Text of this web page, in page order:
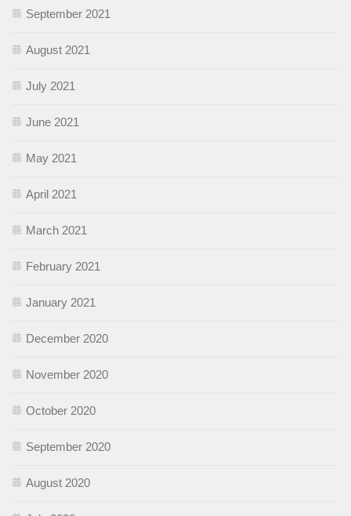
September 2021
August 2021
July 2021
June 2021
May 2021
April 2021
March 2021
February 2021
January 2021
December 2020
November 2020
October 2020
September 2020
August 2020